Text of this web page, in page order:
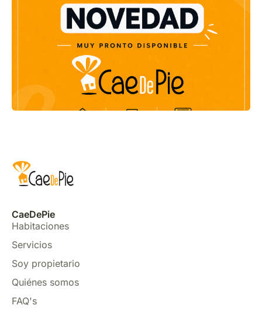
CaeDePie
Habitaciones
Servicios
Soy propietario
Quiénes somos
FAQ's